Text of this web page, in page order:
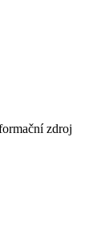
zdroj